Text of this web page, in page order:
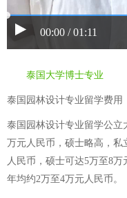
00:00 / 01:11
泰国大学博士专业
泰国园林设计专业留学费用
泰国园林设计专业留学公立
万元人民币，硕士略高，私
人民币，硕士可达5万至8万
年均约2万至4万元人民币。